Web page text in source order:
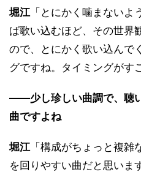
堀江「とにかく噛まないよ
ば歌い込むほど、その世界
ので、とにかく歌い込んで
グですね。タイミングがす
――少し珍しい曲調で、聴
曲ですよね
堀江「構成がちょっと複雑
を回りやすい曲だと思いま